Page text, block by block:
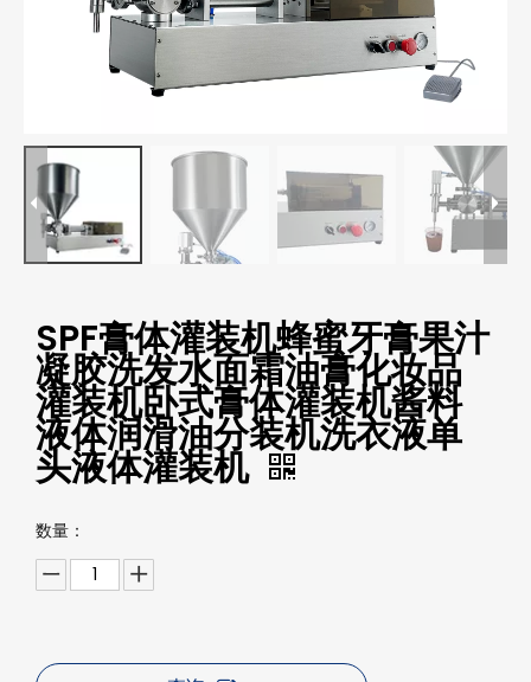
SPF膏体灌装机蜂蜜牙膏果汁
凝胶洗发水面霜油膏化妆品
灌装机卧式膏体灌装机酱料
液体润滑油分装机洗衣液单
头液体灌装机
数量：